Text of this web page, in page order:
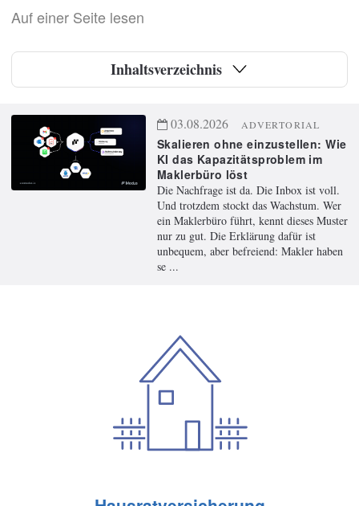
Auf einer Seite lesen
Inhaltsverzeichnis
03.08.2026 ADVERTORIAL
Skalieren ohne einzustellen: Wie
KI das Kapazitätsproblem im
Maklerbüro löst
Die Nachfrage ist da. Die Inbox ist voll.
Und trotzdem stockt das Wachstum. Wer
ein Maklerbüro führt, kennt dieses Muster
nur zu gut. Die Erklärung dafür ist
unbequem, aber befreiend: Makler haben
se ...